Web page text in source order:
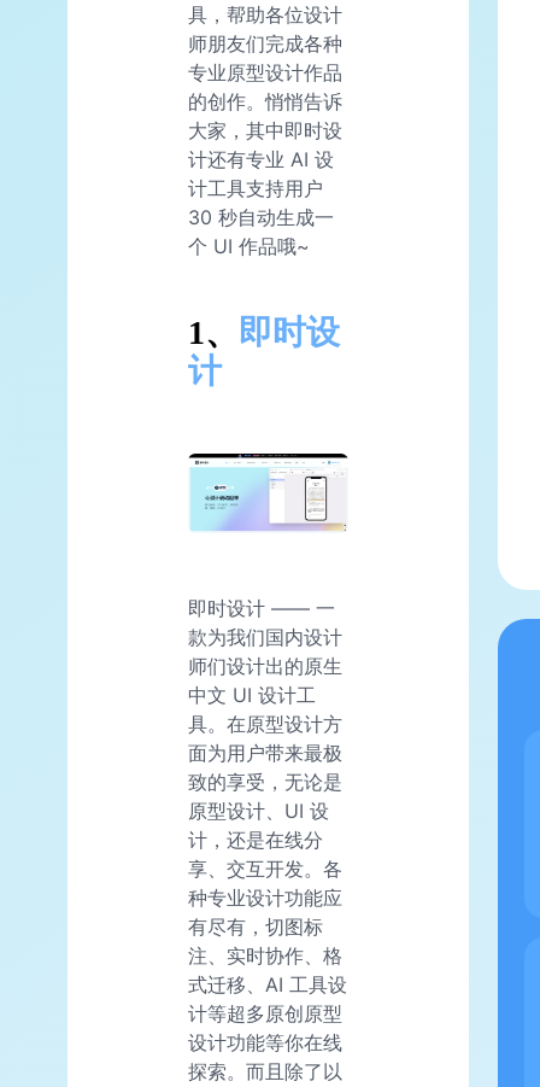
具，帮助各位设计
师朋友们完成各种
专业原型设计作品
的创作。悄悄告诉
大家，其中即时设
计还有专业 AI 设
计工具支持用户
30 秒自动生成一
个 UI 作品哦~
1、 即时设
计
即时设计 —— 一
款为我们国内设计
师们设计出的原生
中文 UI 设计工
具。在原型设计方
面为用户带来最极
致的享受，无论是
原型设计、UI 设
计，还是在线分
享、交互开发。各
种专业设计功能应
有尽有，切图标
注、实时协作、格
式迁移、AI 工具设
计等超多原创原型
设计功能等你在线
探索。而且除了以